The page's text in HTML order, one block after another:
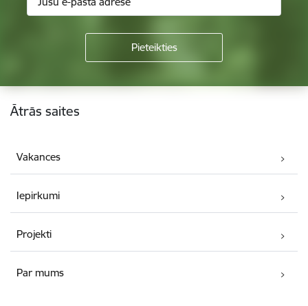
Kājene
Ātrās saites
Vakances
Iepirkumi
Projekti
Par mums